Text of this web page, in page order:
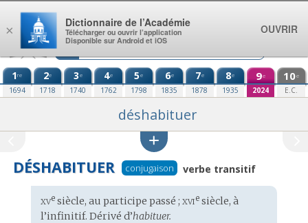
Aller au contenu
1re
1694
2e
1718
3e
1740
4e
1762
5e
1798
6e
1835
7e
1878
8e
1935
9e
2024
10e
E.C.
déshabituer
DÉSHABITUER conjugaison verbe transitif
Étymologie
:
xvesiècle, au participe passé ; xviesiècle, à
l’infinitif. Dérivé d’habituer.
×
Dictionnaire de l’Académie
Télécharger ou ouvrir l’application
Disponible sur Android et iOS
OUVRIR